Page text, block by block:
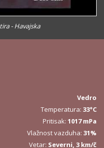
- Havajska
Vedro
Temperatura: 33°C
Pritisak: 1017 mPa
Vlažnost vazduha: 31%
Vetar: Severni, 3 km/č